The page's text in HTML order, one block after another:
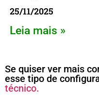
25/11/2025
Leia mais »
Se quiser ver mais
esse tipo de
técnico.